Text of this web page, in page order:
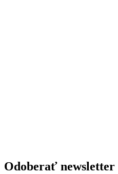
Odoberať newsletter